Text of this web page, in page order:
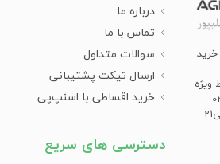
ویژه
درباره ما
تماس با ما
سوالات متداول
ارسال تیکت پشتیبانی
خرید اقساطی با اسنپ‌پی
دسترسی های سریع